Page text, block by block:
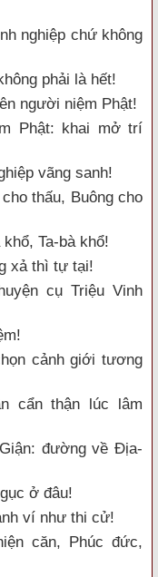
nghiệp chứ không
phải là hết!
người niệm Phật!
Phật: khai mở trí
vãng sanh!
thấu, Buông cho
Ta-bà khổ!
xả thì tự tại!
cụ Triệu Vinh
cảnh giới tương
cẩn thận lúc lâm
đường về Địa-
ở đâu!
ví như thi cử!
căn, Phúc đức,